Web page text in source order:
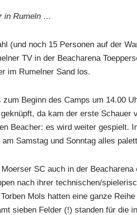
in Rumeln …
(und noch 15 Personen auf der
TV in der Beacharena
im Rumelner Sand los.
Beginn des Camps um 14.00
da kam der erste Schauer
Beacher: es wird weiter gespielt.
Samstag und Sonntag alles
SC auch in der
nach ihrer technischen/
Mols hatten eine ganze
sieben Felder (!) standen für die